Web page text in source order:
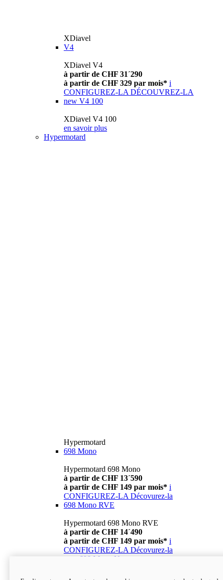
XDiavel
V4
XDiavel V4
à partir de CHF 31´290
à partir de CHF 329 par mois* i
CONFIGUREZ-LA DÉCOUVREZ-LA
new V4 100
XDiavel V4 100
en savoir plus
Hypermotard
Hypermotard
698 Mono
Hypermotard 698 Mono
à partir de CHF 13´590
à partir de CHF 149 par mois* i
CONFIGUREZ-LA Décovurez-la
698 Mono RVE
Hypermotard 698 Mono RVE
à partir de CHF 14´490
à partir de CHF 149 par mois* i
CONFIGUREZ-LA Décovurez-la
698 Mono Nera
Hypermotard 698 Mono Nera